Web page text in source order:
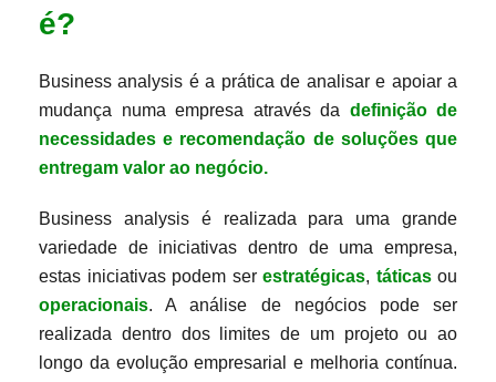
é?
Business analysis é a prática de analisar e apoiar a
mudança numa empresa através da definição de
necessidades e recomendação de soluções que
entregam valor ao negócio.
Business analysis é realizada para uma grande
variedade de iniciativas dentro de uma empresa,
estas iniciativas podem ser estratégicas, táticas ou
operacionais. A análise de negócios pode ser
realizada dentro dos limites de um projeto ou ao
longo da evolução empresarial e melhoria contínua.